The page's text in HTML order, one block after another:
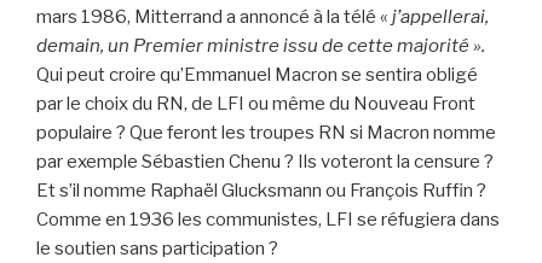
mars 1986, Mitterrand a annoncé à la télé « j’appellerai,
demain, un Premier ministre issu de cette majorité ».
Qui peut croire qu’Emmanuel Macron se sentira obligé
par le choix du RN, de LFI ou même du Nouveau Front
populaire ? Que feront les troupes RN si Macron nomme
par exemple Sébastien Chenu ? Ils voteront la censure ?
Et s’il nomme Raphaël Glucksmann ou François Ruffin ?
Comme en 1936 les communistes, LFI se réfugiera dans
le soutien sans participation ?